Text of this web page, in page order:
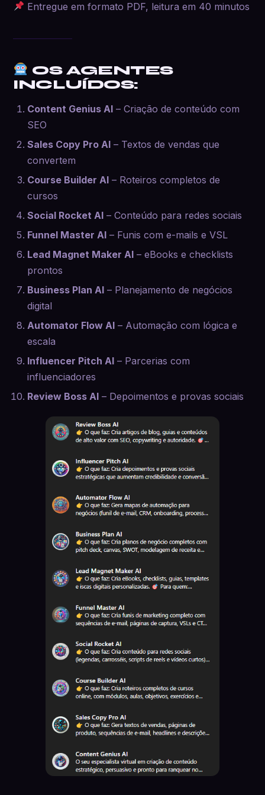
Entregue em formato PDF, leitura em 40 minutos
OS AGENTES
INCLUÍDOS:
Content Genius AI – Criação de conteúdo com
SEO
Sales Copy Pro AI – Textos de vendas que
convertem
Course Builder AI – Roteiros completos de
cursos
Social Rocket AI – Conteúdo para redes sociais
Funnel Master AI – Funis com e-mails e VSL
Lead Magnet Maker AI – eBooks e checklists
prontos
Business Plan AI – Planejamento de negócios
digital
Automator Flow AI – Automação com lógica e
escala
Influencer Pitch AI – Parcerias com
influenciadores
Review Boss AI – Depoimentos e provas sociais